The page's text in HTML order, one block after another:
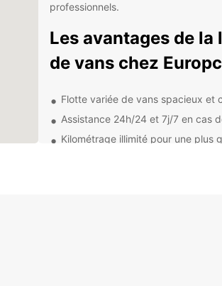
professionnels.
Les avantages de la
de vans chez
Flotte variée de vans spacieux et
Assistance 24h/24 et 7j/7 en cas
Kilométrage illimité pour une plus